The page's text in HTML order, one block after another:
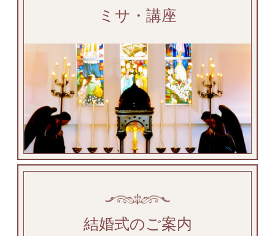
ミサ・講座
結婚式のご案内